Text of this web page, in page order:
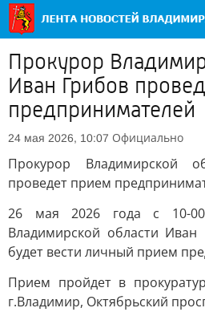
Прокурор
Иван Грибов
предпринимателей
24 мая 2026, 10:07 Официально
Прокурор Владимирской
проведет прием
26 мая 2026 года с 10-
Владимирской области
будет вести личный прием
Прием пройдет в
г.Владимир, Октябрьский